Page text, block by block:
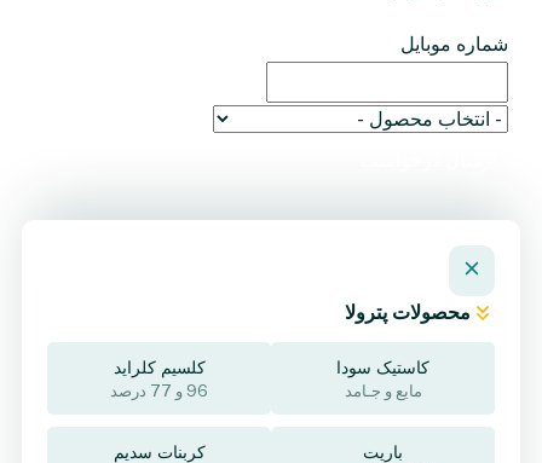
شماره موبایل
محصولات پترولا
کاستیک سودا
مایع و جـامد
کلسیم کلراید
96 و 77 درصد
باریت کربنات سدیم